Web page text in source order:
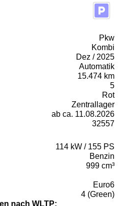
Pkw
Kombi
Dez / 2025
Automatik
15.474 km
5
Rot
Zentrallager
ab ca. 11.08.2026
32557
114 kW / 155 PS
Benzin
999 cm³
Euro6
4 (Green)
nach WLTP: